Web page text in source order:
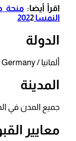
اقرأ أيضا:منحة
النمسا 202 2
الدولة
ألمانيا / Germany
المدينة
جميع المدن في
معايير